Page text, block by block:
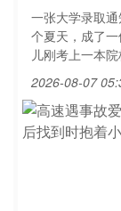
一张大学录取
个夏天，成了
儿刚考上一本院
2026-08-07